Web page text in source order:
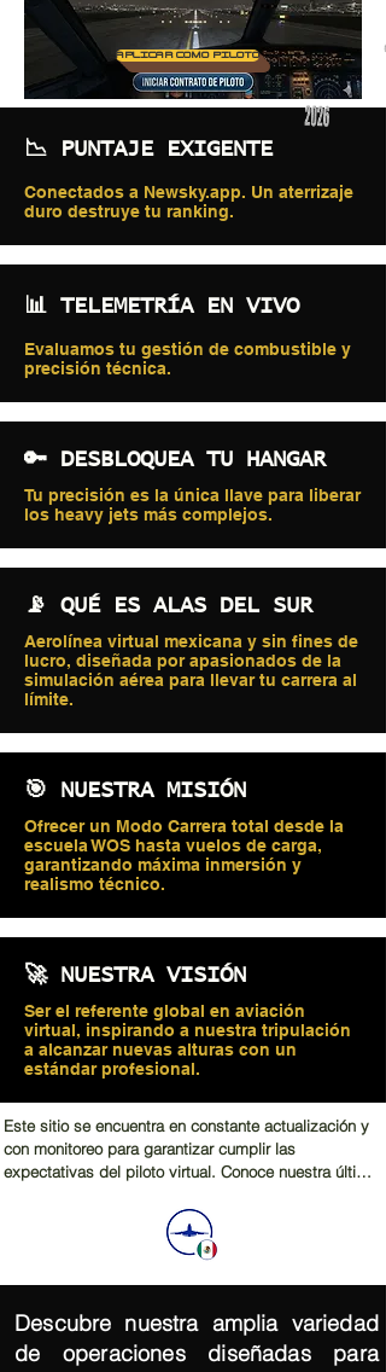
APLICAR COMO PILOTO
📉 PUNTAJE EXIGENTE
Conectados a Newsky.app. Un aterrizaje
duro destruye tu ranking.
📊 TELEMETRÍA EN VIVO
Evaluamos tu gestión de combustible y
precisión técnica.
🔑 DESBLOQUEA TU HANGAR
Tu precisión es la única llave para liberar
los heavy jets más complejos.
📡 QUÉ ES ALAS DEL SUR
Aerolínea virtual mexicana y sin fines de
lucro, diseñada por apasionados de la
simulación aérea para llevar tu carrera al
límite.
🎯 NUESTRA MISIÓN
Ofrecer un Modo Carrera total desde la
escuela WOS hasta vuelos de carga,
garantizando máxima inmersión y
realismo técnico.
🚀 NUESTRA VISIÓN
Ser el referente global en aviación
virtual, inspirando a nuestra tripulación
a alcanzar nuevas alturas con un
estándar profesional.
Este sitio se encuentra en constante actualización y
con monitoreo para garantizar cumplir las
expectativas del piloto virtual. Conoce nuestra última
Descubre nuestra amplia variedad
de operaciones diseñadas para